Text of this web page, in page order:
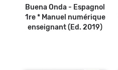
Buena Onda - Espagnol
1re * Manuel numérique
enseignant (Ed. 2019)